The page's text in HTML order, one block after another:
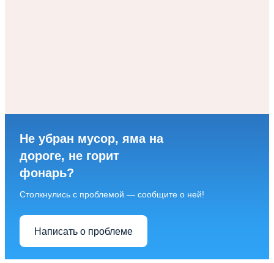
Не убран мусор, яма на
дороге, не горит
фонарь?
Столкнулись с проблемой — сообщите о ней!
Написать о проблеме